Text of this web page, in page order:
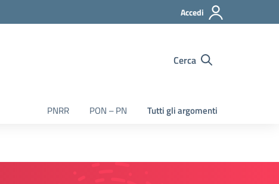
Accedi
Cerca
PNRR PON – PN Tutti gli argomenti